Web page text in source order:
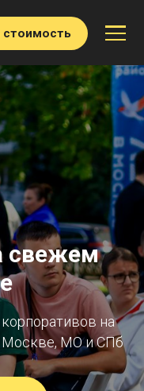
свежем
на
Москве, МО и СПб